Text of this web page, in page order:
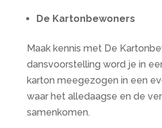
De Kartonbewoners
Maak kennis met De
dansvoorstelling word je in
karton meegezogen in een
waar het alledaagse en de
samenkomen.